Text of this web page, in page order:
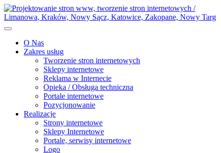
O Nas
Zakres usług
Tworzenie stron internetowych
Sklepy internetowe
Reklama w Internecie
Opieka / Obsługa techniczna
Portale internetowe
Pozycjonowanie
Realizacje
Strony internetowe
Sklepy Internetowe
Portale, serwisy internetowe
Logo